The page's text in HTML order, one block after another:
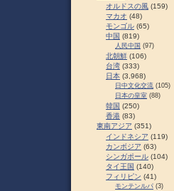
オルドスの風 (159)
マカオ (48)
モンゴル (65)
中国 (819)
人民中国 (97)
北朝鮮 (106)
台湾 (333)
日本 (3,968)
日中文化交流 (105)
日本の皇室 (88)
韓国 (250)
香港 (83)
東南アジア (351)
インドネシア (119)
カンボジア (63)
シンガポール (104)
タイ王国 (140)
フィリピン (41)
モンテンルパ (3)